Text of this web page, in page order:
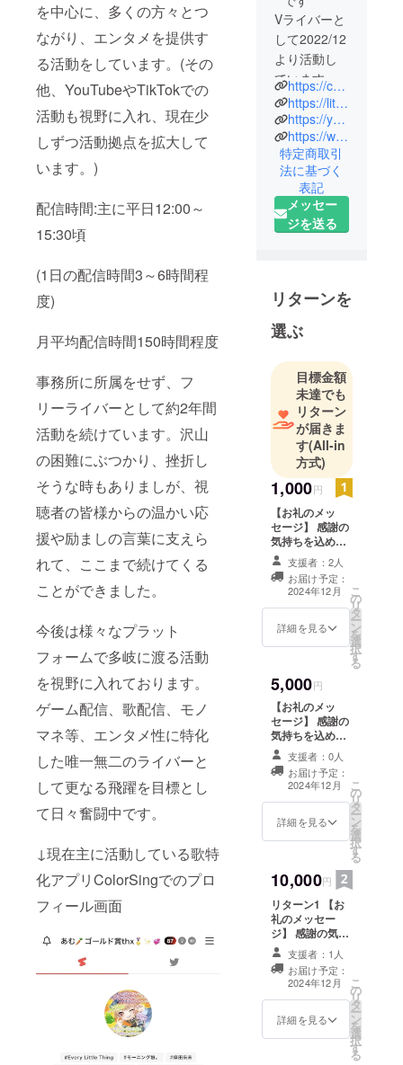
を中心に、多くの方々とつ
ながり、エンタメを提供す
る活動をしています。(その
他、YouTubeやTikTokでの
活動も視野に入れ、現在少
しずつ活動拠点を拡大して
います。)
配信時間:主に平日12:00～
15:30頃
(1日の配信時間3～6時間程
度)
月平均配信時間150時間程度
事務所に所属をせず、フ
リーライバーとして約2年間
活動を続けています。沢山
の困難にぶつかり、挫折し
そうな時もありましが、視
聴者の皆様からの温かい応
援や励ましの言葉に支えら
れて、ここまで続けてくる
ことができました。
今後は様々なプラット
フォームで多岐に渡る活動
を視野に入れております。
ゲーム配信、歌配信、モノ
マネ等、エンタメ性に特化
した唯一無二のライバーと
して更なる飛躍を目標とし
て日々奮闘中です。
↓現在主に活動している歌特
化アプリColorSingでのプロ
フィール画面
Vライバーと
して2022/12
より活動し
ています。
ゲーム配
信、歌配信
を中心とし
た様々なエ
ンタメをお
届けするた
めに日々奮
闘中。今後
活動も視野
ら、現在は
いう歌特化
の配信アプ
リをメイン
に活動して
います。
https://colorsing.page.link/Vgm78zAWsDBjj8Ur6
https://lit.link/Amuuu33
https://youtube.com/@amuuu33?si=AN8HvKMy6b4JAM_-
https://www.tiktok.com/@user3118791907004?_t=8p0IwtpCBUo&_r=1
特定商取引
法に基づく
表記
メッセー
ジを送る
リターンを
選ぶ
目標金額
未達でも
リターン
が届きま
す(All-in
方式)
1,000円
【お礼のメッ
セージ】 感謝の
気持ちを込め
て、直筆のデジ
タルメッセージ
をお送りしま
す。(個別メッ
セージなし、皆
様固定) ※ Xか
フォローし、DM
をご連絡くださ
い
支援者：2人
お届け予定：
2024年12月
詳細を見る
こ
の
リ
タ
ー
ン
を
選
択
す
る
5,000円
【お礼のメッ
セージ】 感謝の
気持ちを込め
て、直筆のデジ
タルメッセージ
をお送りしま
す。(一言短い直
筆デジタルメッ
セージ有) ※ Xか
フォローし、DM
をご連絡くださ
支援者：0人
お届け予定：
2024年12月
詳細を見る
こ
の
リ
タ
ー
ン
を
選
択
す
る
10,000円
リターン1 【お
礼のメッセー
ジ】 感謝の気持
ちを込めて、イ
ラストレーター
の方に依頼した
イラストにお礼
のデジタルメッ
セージを書いて
支援者：1人
お届け予定：
2024年12月
詳細を見る
こ
の
リ
タ
ー
ン
を
選
択
す
る